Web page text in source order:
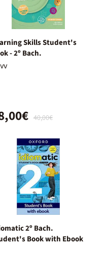
Skills Student's
- 2º Bach.
40,00€
2º Bach.
Book with Ebook